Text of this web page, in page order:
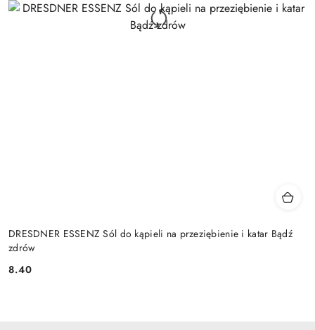
DRESDNER ESSENZ Sól do kąpieli na przeziębienie i katar Bądź
zdrów
Cena:
8.40